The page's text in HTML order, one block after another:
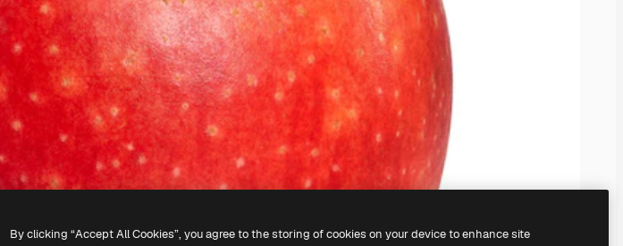
By clicking “Accept All Cookies”, you agree to the storing of cookies on your device to enhance site